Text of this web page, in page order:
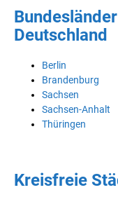
Deutschland
Berlin
Brandenburg
Sachsen
Sachsen-Anhalt
Thüringen
Kreisfreie